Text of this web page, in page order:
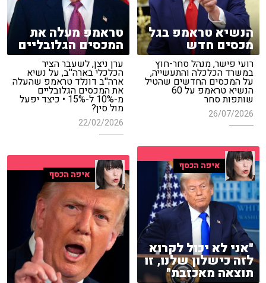
הנשיא טראמפ בגל
מכסים חדש
רועי פישר, מנהל סחר-חוץ
במשרד הכלכלה והתעשייה,
על המכסים החדשים שהטיל
הנשיא טראמפ על 60
שותפות סחר
26/07/2026
טראמפ מעלה את
המכסים הגלובליים
ערן ניצן, לשעבר הציר
הכלכלי בארה''ב, על נשיא
ארה''ב דונלד טראמפ שהעלה
את המכסים הגלובליים
מ-10% ל-15% • כיצד יפעל
מול סין?
22/02/2026
איפה הכסף
"אני לא יכול לקרוא
לזה כישלון שלנו, זו
תוצאה מאכזבת"
איפה הכסף